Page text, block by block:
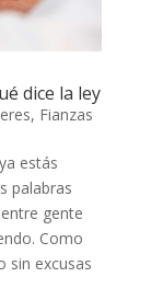
dice la ley
, Fianzas
estás
palabras
gente
Como
sin excusas